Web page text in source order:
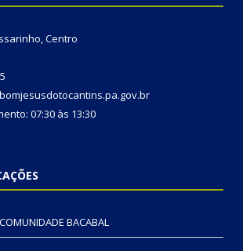
Centro
07:30 às 13:30
BACABAL